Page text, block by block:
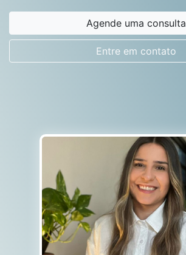
Agende uma consulta
Entre em contato